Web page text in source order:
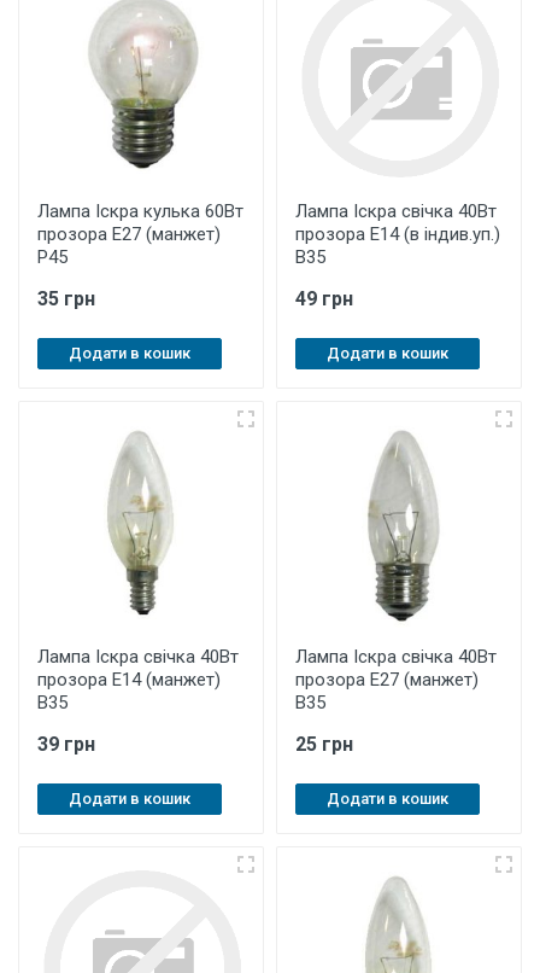
Лампа Іскра кулька 60Вт
прозора Е27 (манжет)
Р45
35 грн
Додати в кошик
Лампа Іскра свічка 40Вт
прозора Е14 (в індив.уп.)
В35
49 грн
Додати в кошик
Лампа Іскра свічка 40Вт
прозора Е14 (манжет)
В35
39 грн
Додати в кошик
Лампа Іскра свічка 40Вт
прозора Е27 (манжет)
В35
25 грн
Додати в кошик